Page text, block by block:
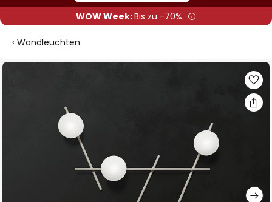
WOW Week:Bis zu -70%
Wandleuchten
Zum